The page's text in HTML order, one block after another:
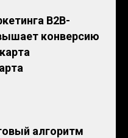
B2B-
конверсию
алгоритм